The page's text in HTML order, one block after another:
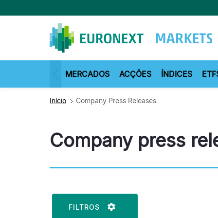
para
MERCADOS ACÇÕES ÍNDICES
Início Company Press Releases
Company press
FILTROS